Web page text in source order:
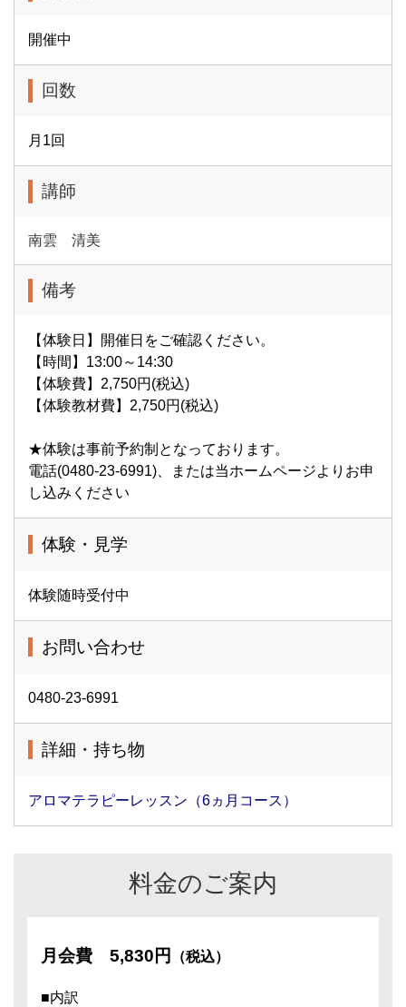
開催中
回数
月1回
講師
南雲 清美
備考
【体験日】開催日をご確認ください。
【時間】13:00～14:30
【体験費】2,750円(税込)
【体験教材費】2,750円(税込)
★体験は事前予約制となっております。
電話(0480-23-6991)、または当ホームページよりお申
し込みください
体験・見学
体験随時受付中
お問い合わせ
0480-23-6991
詳細・持ち物
アロマテラピーレッスン（6ヵ月コース）
料金のご案内
月会費 5,830円 （税込）
■内訳